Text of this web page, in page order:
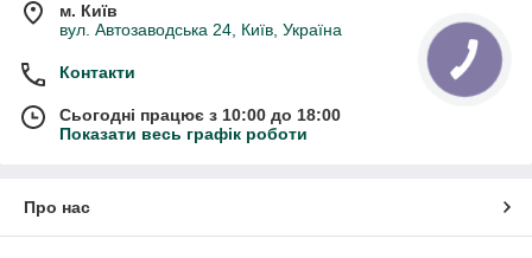
м. Київ
вул. Автозаводська 24, Київ, Україна
Контакти
Сьогодні працює з 10:00 до 18:00
Показати весь графік роботи
Про нас